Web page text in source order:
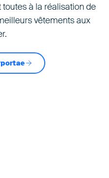
à la réalisation de
vêtements aux